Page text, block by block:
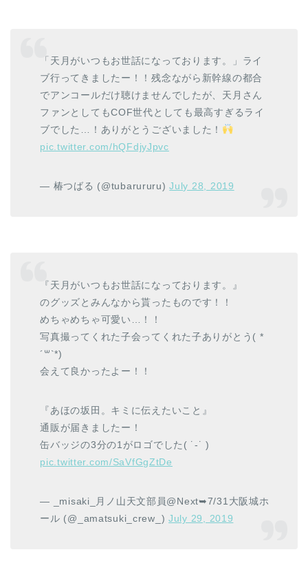
「天月がいつもお世話になっております。」ライ
ブ行ってきましたー！！残念ながら新幹線の都合
でアンコールだけ聴けませんでしたが、天月さん
ファンとしてもCOF世代としても最高すぎるライ
ブでした…！ありがとうございました！
pic.twitter.com/hQFdjyJpvc
— 椿つばる (@tubarururu)July 28, 2019
『天月がいつもお世話になっております。』
のグッズとみんなから貰ったものです！！
めちゃめちゃ可愛い…！！
写真撮ってくれた子会ってくれた子ありがとう(​ *
´꒳`*​)
会えて良かったよー！！
『あほの坂田。キミに伝えたいこと』
通販が届きましたー！
缶バッジの3分の1がロゴでした( ˙-˙ )
pic.twitter.com/SaVfGgZtDe
— _misaki_月ノ山天文部員@Next➥7/31大阪城ホ
ール (@_amatsuki_crew_)July 29, 2019